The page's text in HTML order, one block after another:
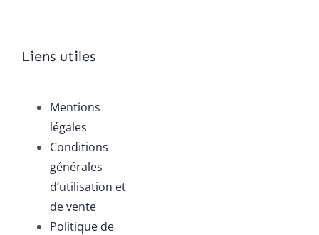
Liens utiles
Mentions
légales
Conditions
générales
d’utilisation et
de vente
Politique de